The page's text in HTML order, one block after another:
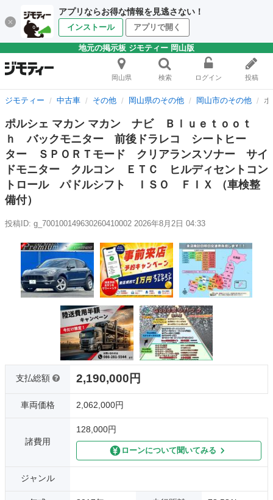
アプリならお得な情報を見逃さない！
インストール アプリで開く
地元の掲示板 ジモティー 岡山版
岡山県 検索 ログイン 投稿
ジモティー 中古車 その他 岡山県のその他 岡山市のその他
ポルシェ マカン マカン ナビ Ｂｌｕｅｔｏｏｔ
ｈ バックモニター 前後ドラレコ シートヒー
ター ＳＰＯＲＴモード クリアランスソナー サイ
ドモニター クルコン ＥＴＣ ヒルディセントコン
トロール パドルシフト ＩＳＯ ＦＩＸ （車検整
備付）
投稿ID: g_700100149630260410002 2026年8月2日 04:33
支払総額 2,190,000円
車両価格 2,062,000円
諸費用
128,000円
ローンについて聞いてみる
ジャンル